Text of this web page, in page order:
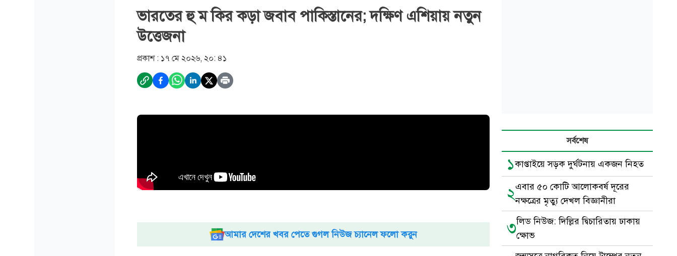
ভারতের হু ম কির কড়া জবাব পাকিস্তানের; দক্ষিণ এশিয়ায় নতুন
উত্তেজনা
প্রকাশ : ১৭ মে ২০২৬, ২০: ৪১
আমার দেশের খবর পেতে গুগল নিউজ চ্যানেল ফলো করুন
সর্বশেষ
১কাপ্তাইয়ে সড়ক দুর্ঘটনায় একজন নিহত
২এবার ৫০ কোটি আলোকবর্ষ দূরের
নক্ষত্রের মৃত্যু দেখল বিজ্ঞানীরা
৩লিড নিউজ: দিল্লির দ্বিচারিতায় ঢাকায়
ক্ষোভ